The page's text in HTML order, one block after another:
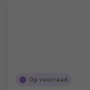
Op voorraad